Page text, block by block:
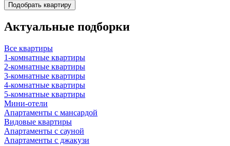
Подобрать квартиру
Актуальные подборки
Все квартиры
1-комнатные квартиры
2-комнатные квартиры
3-комнатные квартиры
4-комнатные квартиры
5-комнатные квартиры
Мини-отели
Апартаменты с мансардой
Видовые квартиры
Апартаменты с сауной
Апартаменты с джакузи